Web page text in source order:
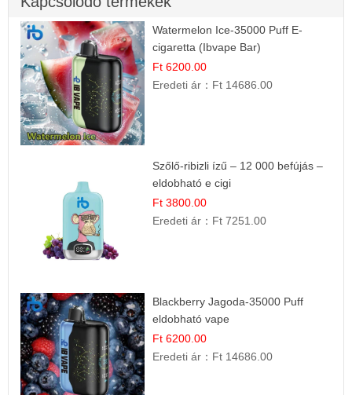
Watermelon Ice-35000 Puff E-
cigaretta (Ibvape Bar)
Ft 6200.00
Eredeti ár： Ft 14686.00
Szőlő-ribizli ízű – 12 000 befújás –
eldobható e cigi
Ft 3800.00
Eredeti ár： Ft 7251.00
Blackberry Jagoda-35000 Puff
eldobható vape
Ft 6200.00
Eredeti ár： Ft 14686.00